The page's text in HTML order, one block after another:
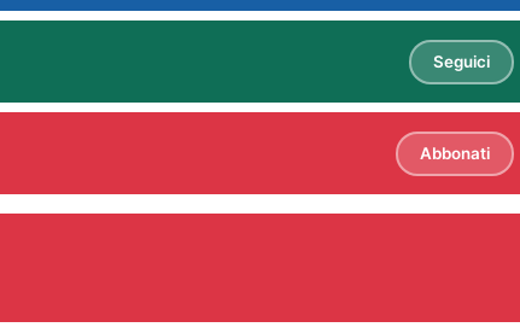
Seguici
Abbonati